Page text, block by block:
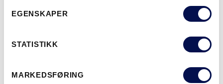
EGENSKAPER
STATISTIKK
MARKEDSFØRING